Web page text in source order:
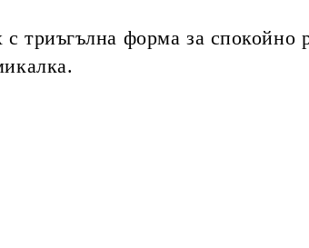
триъгълна форма за спокойно